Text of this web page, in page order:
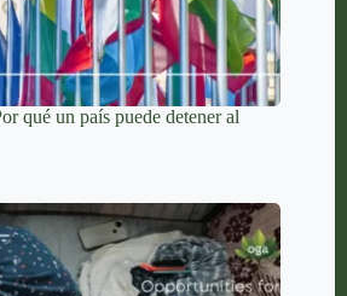
qué un país puede detener al